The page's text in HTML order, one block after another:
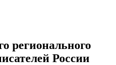
регионального
России